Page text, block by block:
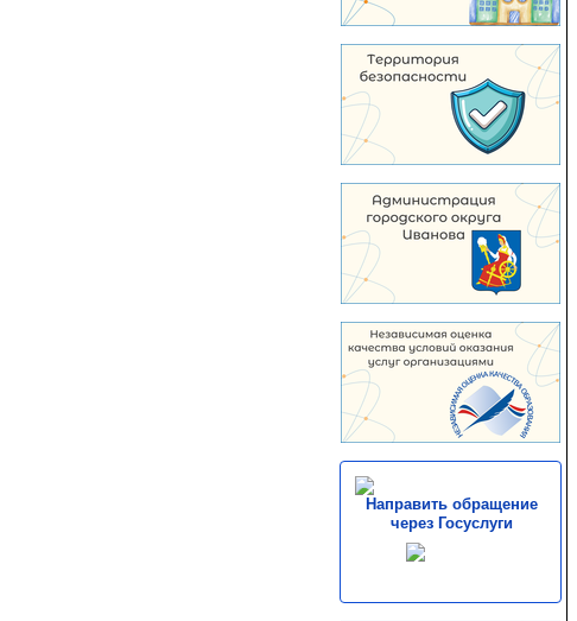
Направить обращение
через Госуслуги